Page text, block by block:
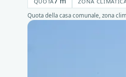
Quota della casa comunale, zona